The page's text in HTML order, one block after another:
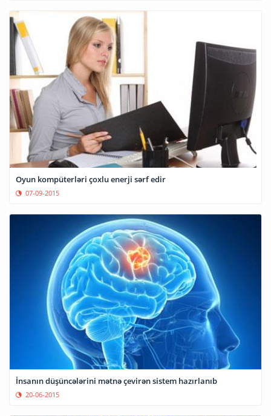
Oyun kompüterləri çoxlu enerji sərf edir
07-09-2015
İnsanın düşüncələrini mətnə çevirən sistem hazırlanıb
20-06-2015